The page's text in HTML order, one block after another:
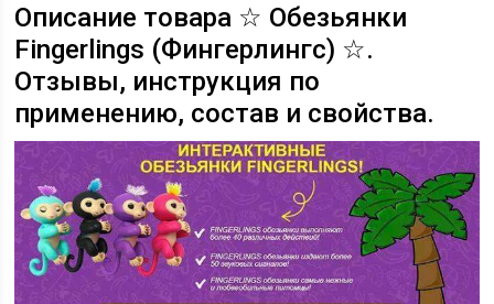
Описание товара ☆ Обезьянки
Fingerlings (Фингерлингс) ☆.
Отзывы, инструкция по
применению, состав и свойства.